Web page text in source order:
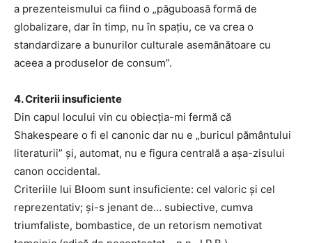
a prezenteismului ca fiind o „păguboasă formă de
globalizare, dar în timp, nu în spațiu, ce va crea o
standardizare a bunurilor culturale asemănătoare cu
aceea a produselor de consum”.
4. Criterii insuficiente
Din capul locului vin cu obiecția-mi fermă că
Shakespeare o fi el canonic dar nu e „buricul pământului
literaturii” și, automat, nu e figura centrală a așa-zisului
canon occidental.
Criteriile lui Bloom sunt insuficiente: cel valoric și cel
reprezentativ; și-s jenant de… subiective, cumva
triumfaliste, bombastice, de un retorism nemotivat